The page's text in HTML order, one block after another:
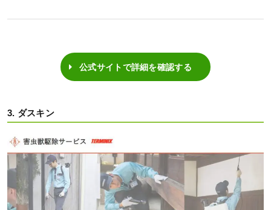
公式サイトで詳細を確認する
3. ダスキン